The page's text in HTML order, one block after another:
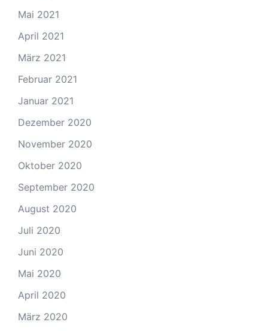
Mai 2021
April 2021
März 2021
Februar 2021
Januar 2021
Dezember 2020
November 2020
Oktober 2020
September 2020
August 2020
Juli 2020
Juni 2020
Mai 2020
April 2020
März 2020